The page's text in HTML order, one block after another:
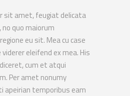
sit amet, feugiat delicata
no quo maiorum
eu sit. Mea cu case
eleifend ex mea. His
cum et atqui
Per amet nonumy
apeirian temporibus eam